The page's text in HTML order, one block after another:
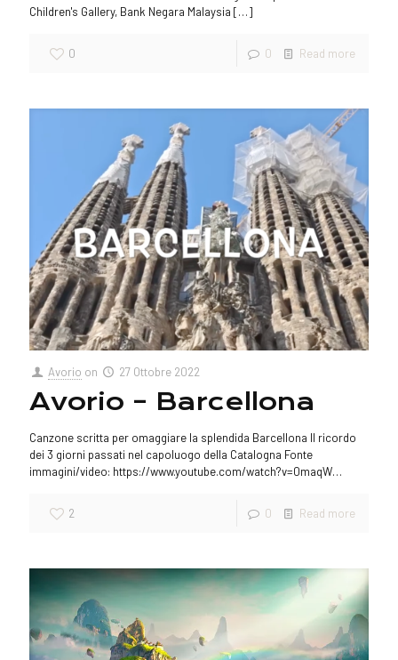
Children's Gallery, Bank Negara Malaysia […]
0 0 Read more
Avorio on 27 Ottobre 2022
Avorio – Barcellona
Canzone scritta per omaggiare la splendida Barcellona Il ricordo
dei 3 giorni passati nel capoluogo della Catalogna Fonte
immagini/video: https://www.youtube.com/watch?v=0maqW…
2 0 Read more